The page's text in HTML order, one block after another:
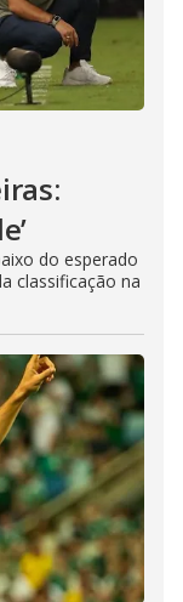
do esperado
classificação na